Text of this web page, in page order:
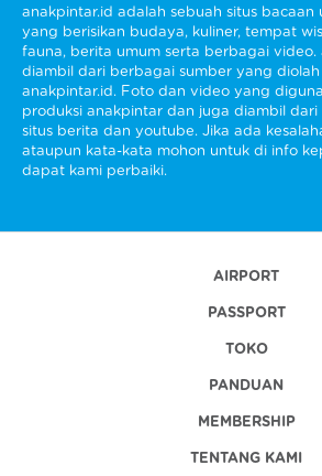
anakpintar.id adalah sebuah situs bacaan
yang berisikan budaya, kuliner, tempat
fauna, berita umum serta berbagai video.
diambil dari berbagai sumber yang diolah
anakpintar.id. Foto dan video yang
produksi anakpintar dan juga diambil
situs berita dan youtube. Jika ada
ataupun kata-kata mohon untuk di info
dapat kami perbaiki.
AIRPORT
PASSPORT
TOKO
PANDUAN
MEMBERSHIP
TENTANG KAMI